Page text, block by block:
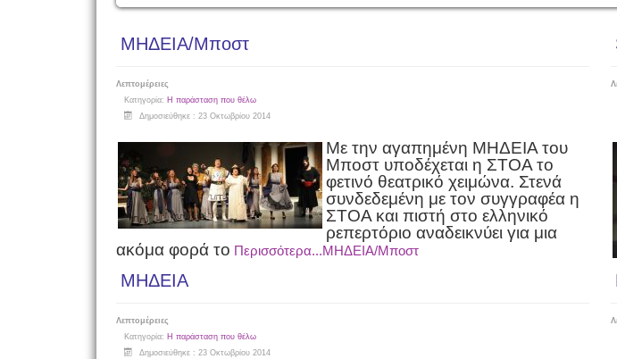
ΜΗΔΕΙΑ/Μποστ
Λεπτομέρειες
Κατηγορία: Η παράσταση που θέλω
Δημοσιεύθηκε : 23 Οκτωβρίου 2014
Με την αγαπημένη ΜΗΔΕΙΑ του
Μποστ υποδέχεται η ΣΤΟΑ το
φετινό θεατρικό χειμώνα. Στενά
συνδεδεμένη με τον συγγραφέα η
ΣΤΟΑ και πιστή στο ελληνικό
ρεπερτόριο αναδεικνύει για μια
ακόμα φορά το Περισσότερα...ΜΗΔΕΙΑ/Μποστ
ΜΗΔΕΙΑ
Λεπτομέρειες
Κατηγορία: Η παράσταση που θέλω
Δημοσιεύθηκε : 23 Οκτωβρίου 2014